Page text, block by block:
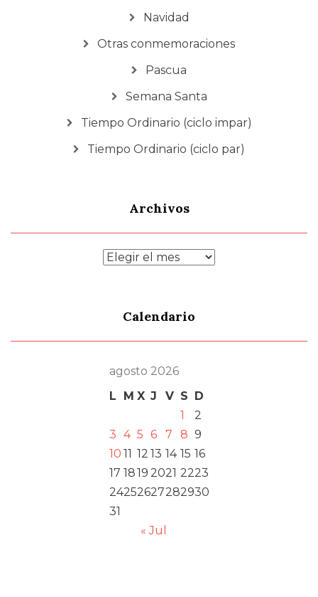
Navidad
Otras conmemoraciones
Pascua
Semana Santa
Tiempo Ordinario (ciclo impar)
Tiempo Ordinario (ciclo par)
Archivos
Archivos
Calendario
agosto 2026
L
M X J V S D
1
2
3 4 5 6 7 8 9
10 11 12 13 14 15 16
17 1819 2021 2223
24252627282930
31
« Jul